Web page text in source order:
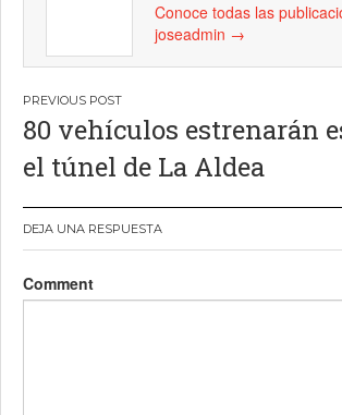
Conoce todas las
joseadmin →
Navegación
de
entradas
80 vehículos estrenarán
el túnel de La Aldea
DEJA UNA RESPUESTA
Comment